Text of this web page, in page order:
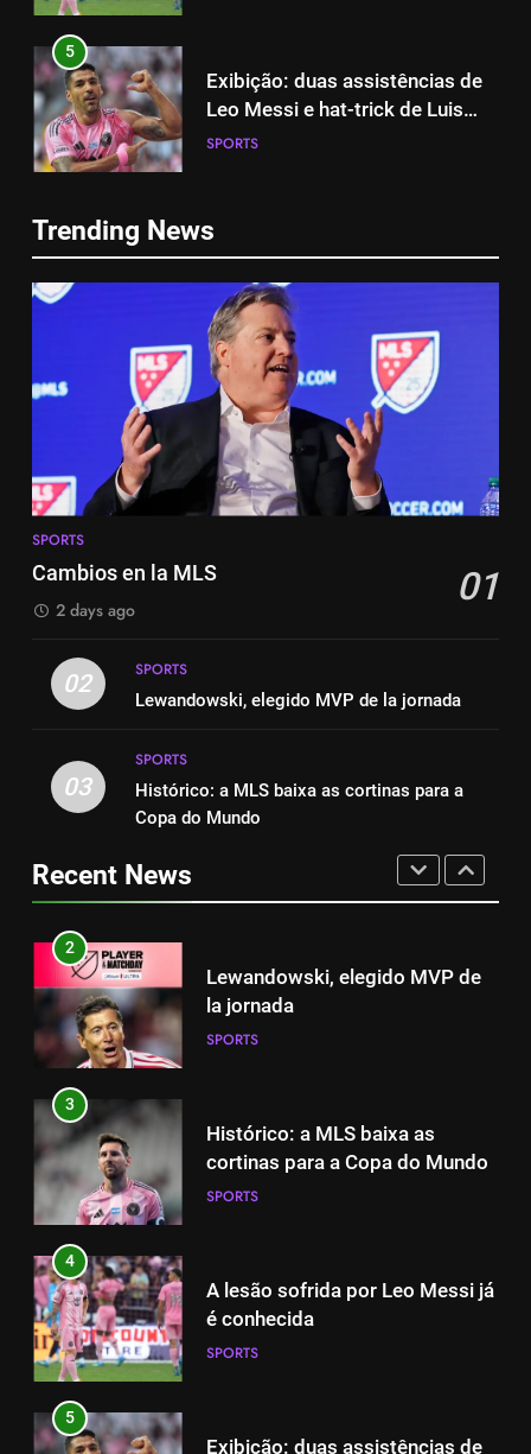
5
Exibição: duas assistências de
Leo Messi e hat-trick de Luis
Suárez
SPORTS
Austin dispensa sua equipe
SPORTS
A incrível raiva de Messi com os
torcedores do Inter Miami
SPORTS
8
2-0: Messi, como sempre
1
Lewandowski, elegido MVP de
3
Histórico: a MLS baixa as
cortinas para a Copa do Mundo
4
A lesão sofrida por Leo Messi já
é conhecida
5
Leo Messi e hat-trick de Luis
Trending News
SPORTS
Cambios en la MLS 01
2 days ago
02
SPORTS
Lewandowski, elegido MVP de la jornada
03
SPORTS
Histórico: a MLS baixa as cortinas para a
Copa do Mundo
Recent News
5
Leo Messi e hat-trick de Luis
Suárez
SPORTS
Austin dispensa sua equipe
espanhola
SPORTS
7
A incrível raiva de Messi com os
SPORTS
SPORTS
1
2
Lewandowski, elegido MVP de
la jornada
SPORTS
3
Histórico: a MLS baixa as
cortinas para a Copa do Mundo
SPORTS
4
A lesão sofrida por Leo Messi já
é conhecida
SPORTS
5
Exibição: duas assistências de